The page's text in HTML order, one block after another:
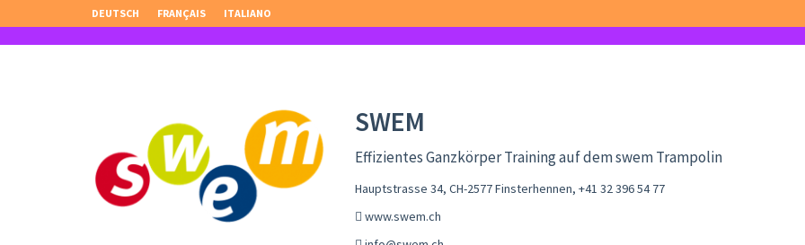
DEUTSCH FRANÇAIS ITALIANO
SWEM
Effizientes Ganzkörper Training auf dem swem Trampolin
Hauptstrasse 34, CH-2577 Finsterhennen, +41 32 396 54 77
www.swem.ch